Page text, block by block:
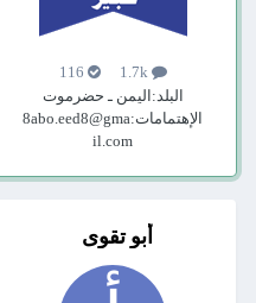
1.7k
البلد:اليمن ـ حضرموت
الإهتمامات:8abo.eed8@gma
il.com
أبو تقوى